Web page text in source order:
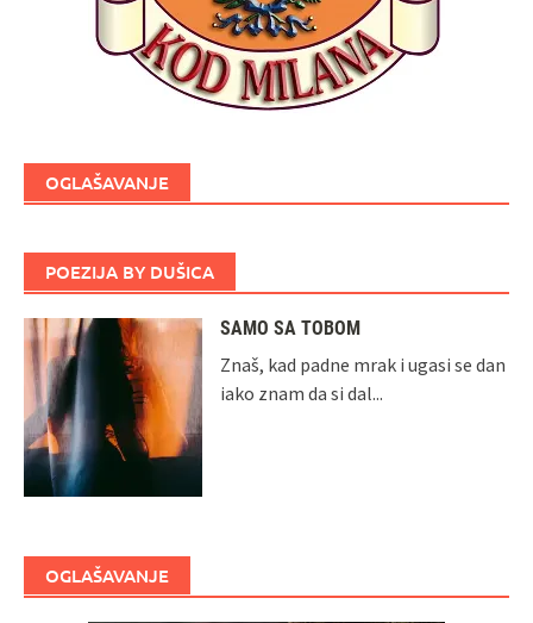
OGLAŠAVANJE
POEZIJA BY DUŠICA
SAMO SA TOBOM
Znaš, kad padne mrak i ugasi se dan
iako znam da si dal...
OGLAŠAVANJE